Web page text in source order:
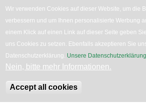
Wir verwenden Cookies auf dieser Website, um die
verbessern und um Ihnen personalisierte Werbung
einem Klick auf einen Link auf dieser Seite geben
uns Cookies zu setzen. Ebenfalls akzeptieren Sie
Datenschutzerklärung. Unsere
Nein, bitte mehr Informationen.
Accept all cookies
English Bäume Blumen Zurück